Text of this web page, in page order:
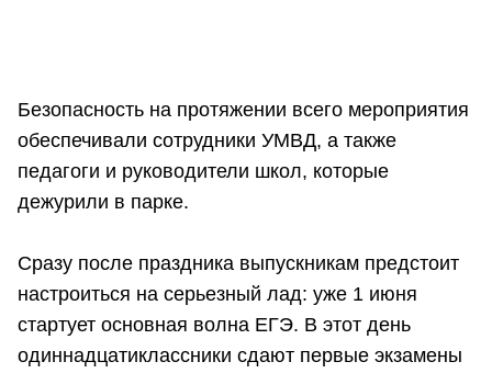
Безопасность на протяжении всего мероприятия
обеспечивали сотрудники УМВД, а также
педагоги и руководители школ, которые
дежурили в парке.
Сразу после праздника выпускникам предстоит
настроиться на серьезный лад: уже 1 июня
стартует основная волна ЕГЭ. В этот день
одиннадцатиклассники сдают первые экзамены